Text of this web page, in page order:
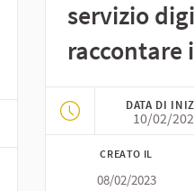
servizio
DATA DI
10/02/
CREATO IL
08/02/2023